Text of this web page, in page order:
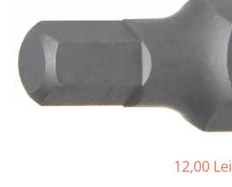
Extractoare, Injectoare, Rulmenti
Tinichigerie, Caroserie
Sistem de racire, incalzire, aer
conditionat
Unelte de Motor si accesorii
12,00 Lei